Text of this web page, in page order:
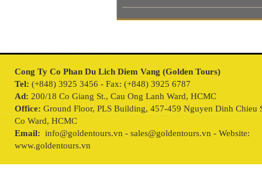
Cong Ty Co Phan Du Lich Diem Vang (Golden Tours)
Tel: (+848) 3925 3456 - Fax: (+848) 3925 6787
Ad: 200/18 Co Giang St., Cau Ong Lanh Ward, HCMC
Office: Ground Floor, PLS Building, 457-459 Nguyen Dinh Chieu
Co Ward, HCMC
Email: info@goldentours.vn - sales@goldentours.vn - Website:
www.goldentours.vn